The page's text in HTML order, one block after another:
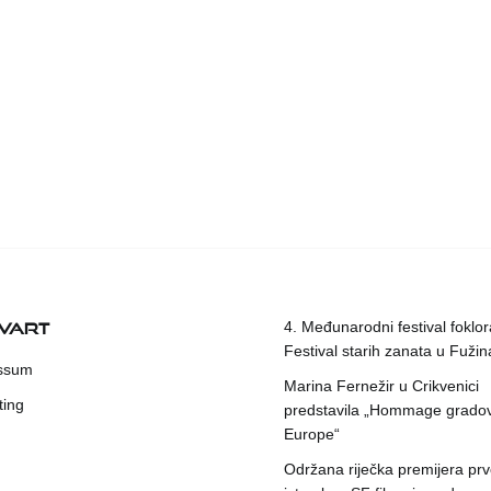
4. Međunarodni festival
Festival starih zanata u
Marina Fernežir u Crikvenici
predstavila „Hommage
Europe“
Održana riječka premijera